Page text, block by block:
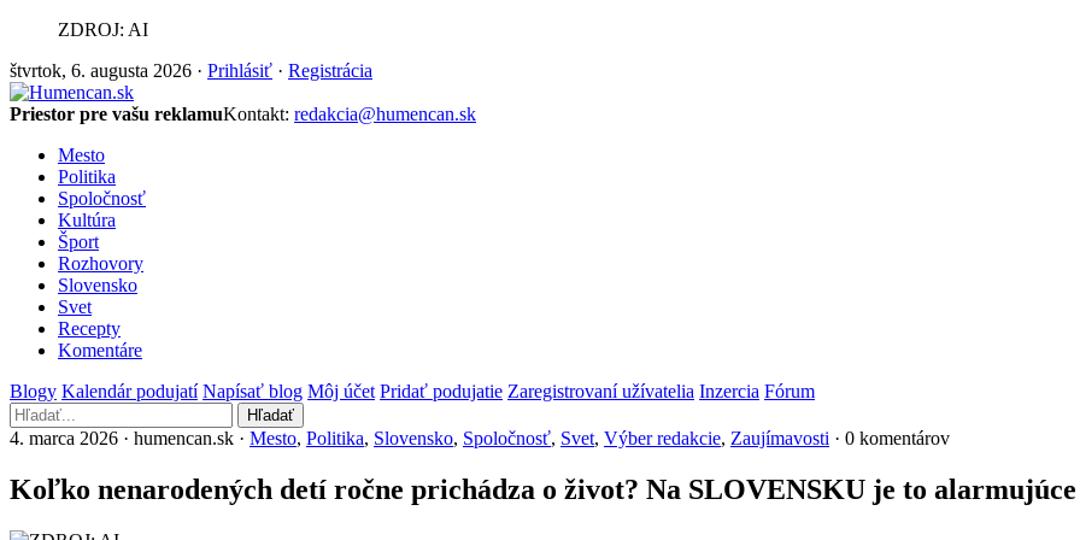
ZDROJ: AI
štvrtok, 6. augusta 2026 · Prihlásiť · Registrácia
Priestor pre vašu reklamuKontakt: redakcia@humencan.sk
Mesto
Politika
Spoločnosť
Kultúra
Šport
Rozhovory
Slovensko
Svet
Recepty
Komentáre
Blogy Kalendár podujatí Napísať blog Môj účet Pridať podujatie Zaregistrovaní užívatelia Inzercia Fórum
Hľadať
4. marca 2026 · humencan.sk · Mesto, Politika, Slovensko, Spoločnosť, Svet, Výber redakcie, Zaujímavosti · 0 komentárov
Koľko nenarodených detí ročne prichádza o život? Na SLOVENSKU je to